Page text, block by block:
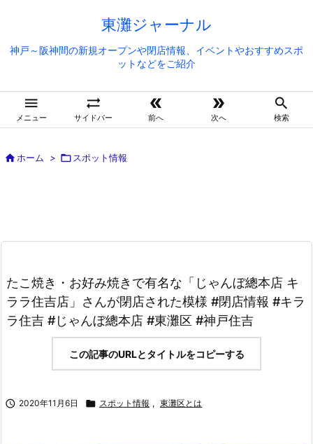
東灘ジャーナル
神戸～阪神間の新規オープンや閉店情報、イベントやおすすめスポ
ットなどをご紹介

メニュー

サイドバー

前へ

次へ

検索
ホーム >  スポット情報
たこ焼き・お好み焼きで有名な「じゃんぼ總本店 キ
ララ住吉店」さんが閉店された模様 #閉店情報 #キラ
ラ住吉 #じゃんぼ總本店 #東灘区 #神戸住吉
この記事のURLとタイトルをコピーする
 2020年11月6日  スポット情報 , 東灘区とは